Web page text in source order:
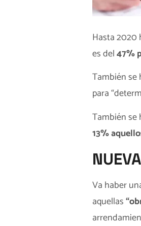
Hasta 2020
es del47%
También se
para
También se
13%
Va haber
aquellas